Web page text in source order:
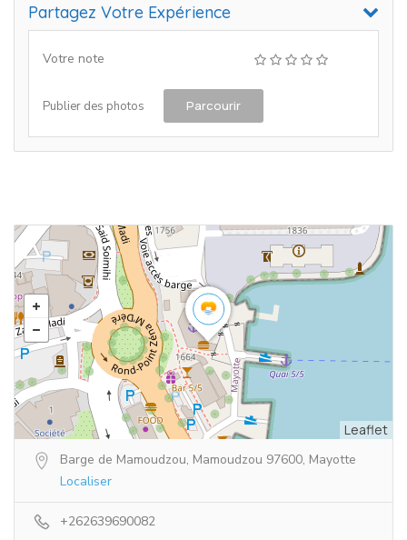
Partagez Votre Expérience
Votre note
Publier des photos Parcourir
Leaflet
Barge de Mamoudzou, Mamoudzou 97600, Mayotte
Localiser
+262639690082